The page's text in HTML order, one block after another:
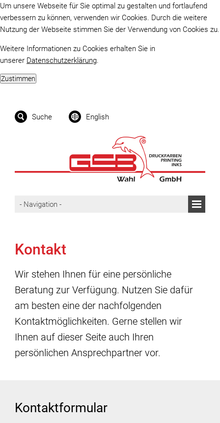
Um unsere Webseite für Sie optimal zu gestalten und fortlaufend
verbessern zu können, verwenden wir Cookies. Durch die weitere
Nutzung der Webseite stimmen Sie der Verwendung von Cookies zu.
Weitere Informationen zu Cookies erhalten Sie in
unserer Datenschutzerklärung.
Suche English
Kontakt
Wir stehen Ihnen für eine persönliche
Beratung zur Verfügung. Nutzen Sie dafür
am besten eine der nachfolgenden
Kontaktmöglichkeiten. Gerne stellen wir
Ihnen auf dieser Seite auch Ihren
persönlichen Ansprechpartner vor.
Kontaktformular